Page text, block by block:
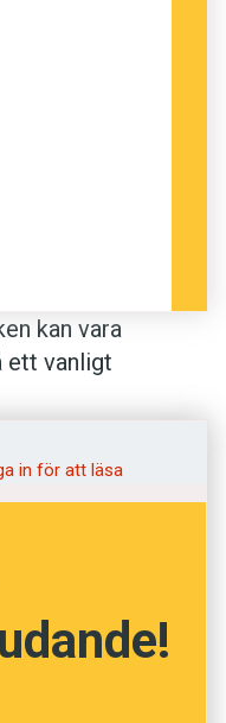
kan vara
ett vanligt
måttligt
efter
påsista
motståndarens
in för att läsa